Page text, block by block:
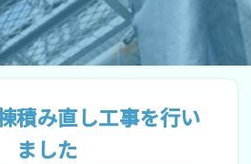
積み直し工事を行い
ました